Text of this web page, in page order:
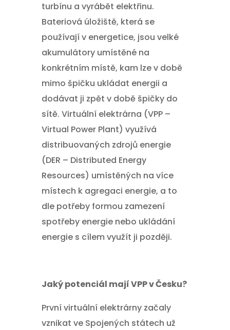
turbínu a vyrábět elektřinu.
Bateriová úložiště, která se
používají v energetice, jsou velké
akumulátory umístěné na
konkrétním místě, kam lze v době
mimo špičku ukládat energii a
dodávat ji zpět v době špičky do
sítě. Virtuální elektrárna (VPP –
Virtual Power Plant) využívá
distribuovaných zdrojů energie
(DER – Distributed Energy
Resources) umístěných na více
místech k agregaci energie, a to
dle potřeby formou zamezení
spotřeby energie nebo ukládání
energie s cílem využít ji později.
Jaký potenciál mají VPP v Česku?
První virtuální elektrárny začaly
vznikat ve Spojených státech už